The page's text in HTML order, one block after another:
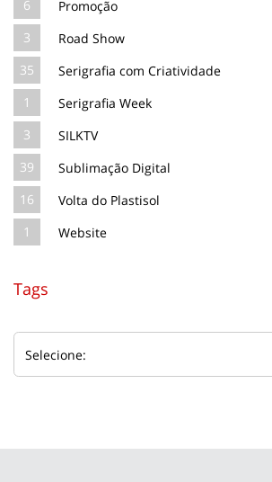
6
Promoção
3
Road Show
35
Serigrafia com Criatividade
1
Serigrafia Week
3
SILKTV
39
Sublimação Digital
16
Volta do Plastisol
1
Website
Tags